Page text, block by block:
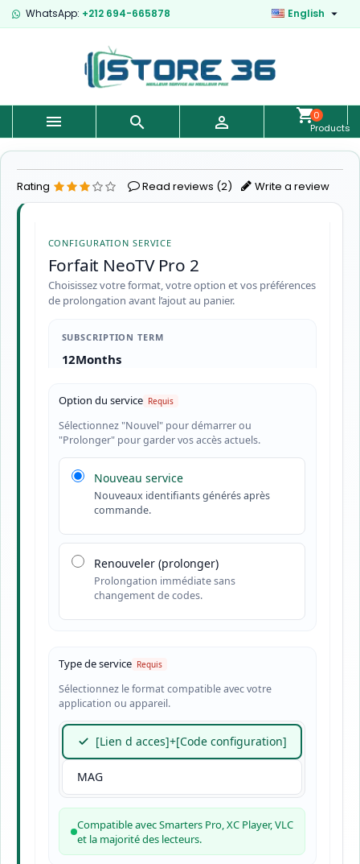
WhatsApp: +212 694-665878 English 
  
0
Products
-
€0.00
Rating Read reviews (2) Write a review
CONFIGURATION SERVICE
Forfait NeoTV Pro 2
Choisissez votre format, votre option et vos préférences
de prolongation avant l’ajout au panier.
SUBSCRIPTION TERM
12Months
Option du service
Sélectionnez "Nouvel" pour démarrer ou
"Prolonger" pour garder vos accès actuels.
Nouveau service
Nouveaux identifiants générés après
commande.
Renouveler (prolonger)
Prolongation immédiate sans
changement de codes.
Type de service
Sélectionnez le format compatible avec votre
application ou appareil.
[Lien d acces]+[Code configuration]
MAG
Compatible avec Smarters Pro, XC Player, VLC
et la majorité des lecteurs.